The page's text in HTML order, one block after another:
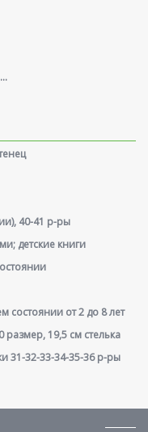
40-41 р-ры
детские книги
состоянии от 2 до 8 лет
размер, 19,5 см стелька
31-32-33-34-35-36 р-ры